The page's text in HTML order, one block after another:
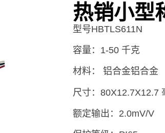
热销小型
型号HBTLS611N
容量：1-50 千克
材料： 铝合金铝合金
尺寸：80X12.7X12.7
额定输出：2.0mV/V